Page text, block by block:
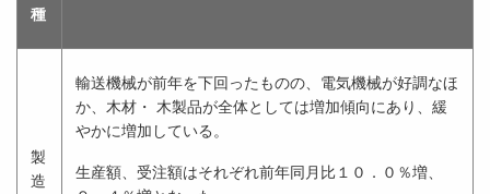
種
製
造
輸送機械が前年を下回ったものの、電気機械が好調なほ
か、木材・ 木製品が全体としては増加傾向にあり、緩
やかに増加している。
生産額、受注額はそれぞれ前年同月比１０．０％増、